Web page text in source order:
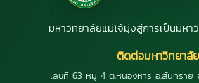
มหาวิทยาลัยแม่โจ้มุ่งสู่การเป็นมหา
ติดต่อมหาวิทยาลัย
เลขที่ 63 หมู่ 4 ต.หนองหาร อ.สันทราย